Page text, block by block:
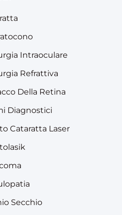
Intraoculare
Refrattiva
Della Retina
Diagnostici
Cataratta Laser
Secchio